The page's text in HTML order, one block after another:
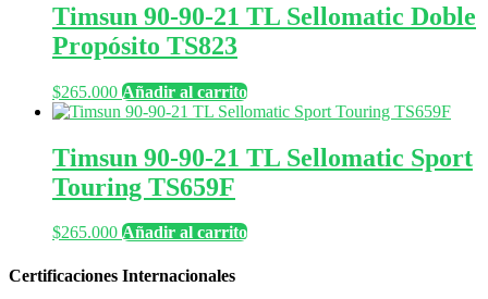
Timsun 90-90-21 TL Sellomatic Doble
Propósito TS823
$265.000 Añadir al carrito
Timsun 90-90-21 TL Sellomatic Sport
Touring TS659F
$265.000 Añadir al carrito
Certificaciones Internacionales